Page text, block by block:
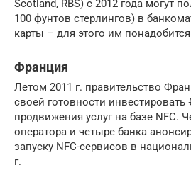
Scotland, RBS) с 2012 года могут
100 фунтов стерлингов) в
карты – для этого им
Франция
Летом 2011 г. правительство
своей готовности инвестировать
продвижения услуг на базе NFC.
оператора и четыре банка
запуску NFC-сервисов в
г.